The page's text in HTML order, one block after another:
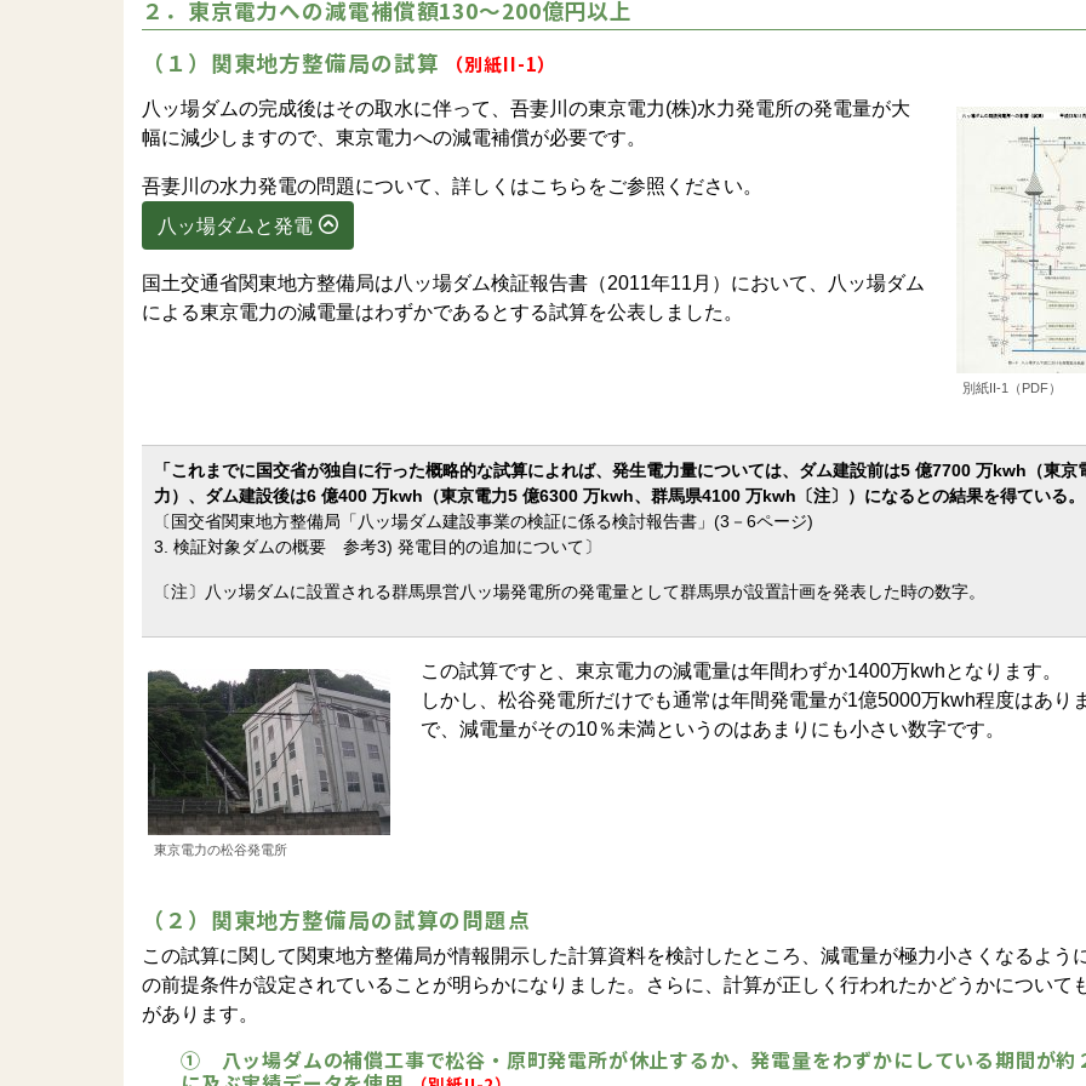
２．東京電力への減電補償額130～200億円以上
（１）関東地方整備局の試算
（別紙II-1）
別紙II-1（PDF）
八ッ場ダムの完成後はその取水に伴って、吾妻川の東京電力(株)水力発電所の発電量が大
幅に減少しますので、東京電力への減電補償が必要です。
吾妻川の水力発電の問題について、詳しくはこちらをご参照ください。
八ッ場ダムと発電
国土交通省関東地方整備局は八ッ場ダム検証報告書（2011年11月）において、八ッ場ダム
による東京電力の減電量はわずかであるとする試算を公表しました。
「これまでに国交省が独自に行った概略的な試算によれば、発生電力量については、ダム建設前は5 億7700 万kwh（東京
力）、ダム建設後は6 億400 万kwh（東京電力5 億6300 万kwh、群馬県4100 万kwh〔注〕）になるとの結果を得ている
〔国交省関東地方整備局「八ッ場ダム建設事業の検証に係る検討報告書」(3－6ページ)
3. 検証対象ダムの概要 参考3) 発電目的の追加について〕
〔注〕八ッ場ダムに設置される群馬県営八ッ場発電所の発電量として群馬県が設置計画を発表した時の数字。
東京電力の松谷発電所
この試算ですと、東京電力の減電量は年間わずか1400万kwhとなります。
しかし、松谷発電所だけでも通常は年間発電量が1億5000万kwh程度はあり
で、減電量がその10％未満というのはあまりにも小さい数字です。
（２）関東地方整備局の試算の問題点
この試算に関して関東地方整備局が情報開示した計算資料を検討したところ、減電量が極力小さくなるよう
の前提条件が設定されていることが明らかになりました。さらに、計算が正しく行われたかどうかについて
があります。
① 八ッ場ダムの補償工事で松谷・原町発電所が休止するか、発電量をわずかにしている期間が約